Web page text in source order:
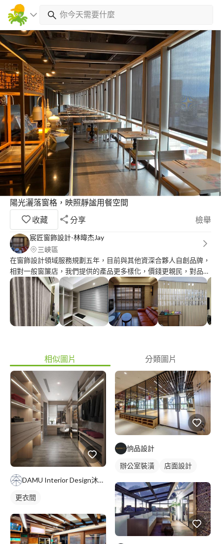
陽光灑落窗格，映照靜謐用餐空間
收藏
分享 檢舉
宸匠窗飾設計-林暐杰Jay
三峽區
在窗飾設計領域服務規劃五年，目前與其他資深合夥人自創品牌，
相對一般窗簾店，我們提供的產品更多樣化，價錢更親民，對品
質、技術更要求，各式客製化窗簾、壁紙、壁布、繃布、pvc地
磚、spc卡扣、海島型木地板、拉門等都有做到府免費丈量、設
計、安裝、看樣式，智能家電日漸普及，目前跟知名整合型不動產
線上賞屋 主推智能電動窗簾，任何窗型、案場皆可以給予專業建
議，其他類裝潢（木工、泥做、鋁門窗、系統櫃）皆有配合品質好
辦公大樓、餐廳、學校、飯店、影廳等，所以可以放心交給我做，
價錢合理、專業服務！
相似圖片 分類圖片
DAMU Interior Design沐空間設計
更衣間
恦品設計
辦公室裝潢 店面設計